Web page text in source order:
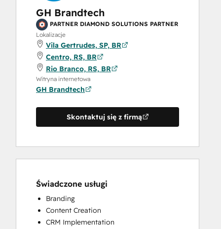
GH Brandtech
PARTNER DIAMOND SOLUTIONS PARTNER
Lokalizacje
Vila Gertrudes, SP, BR
Centro, RS, BR
Rio Branco, RS, BR
Witryna internetowa
GH Brandtech
Skontaktuj się z firmą
Świadczone usługi
Branding
Content Creation
CRM Implementation